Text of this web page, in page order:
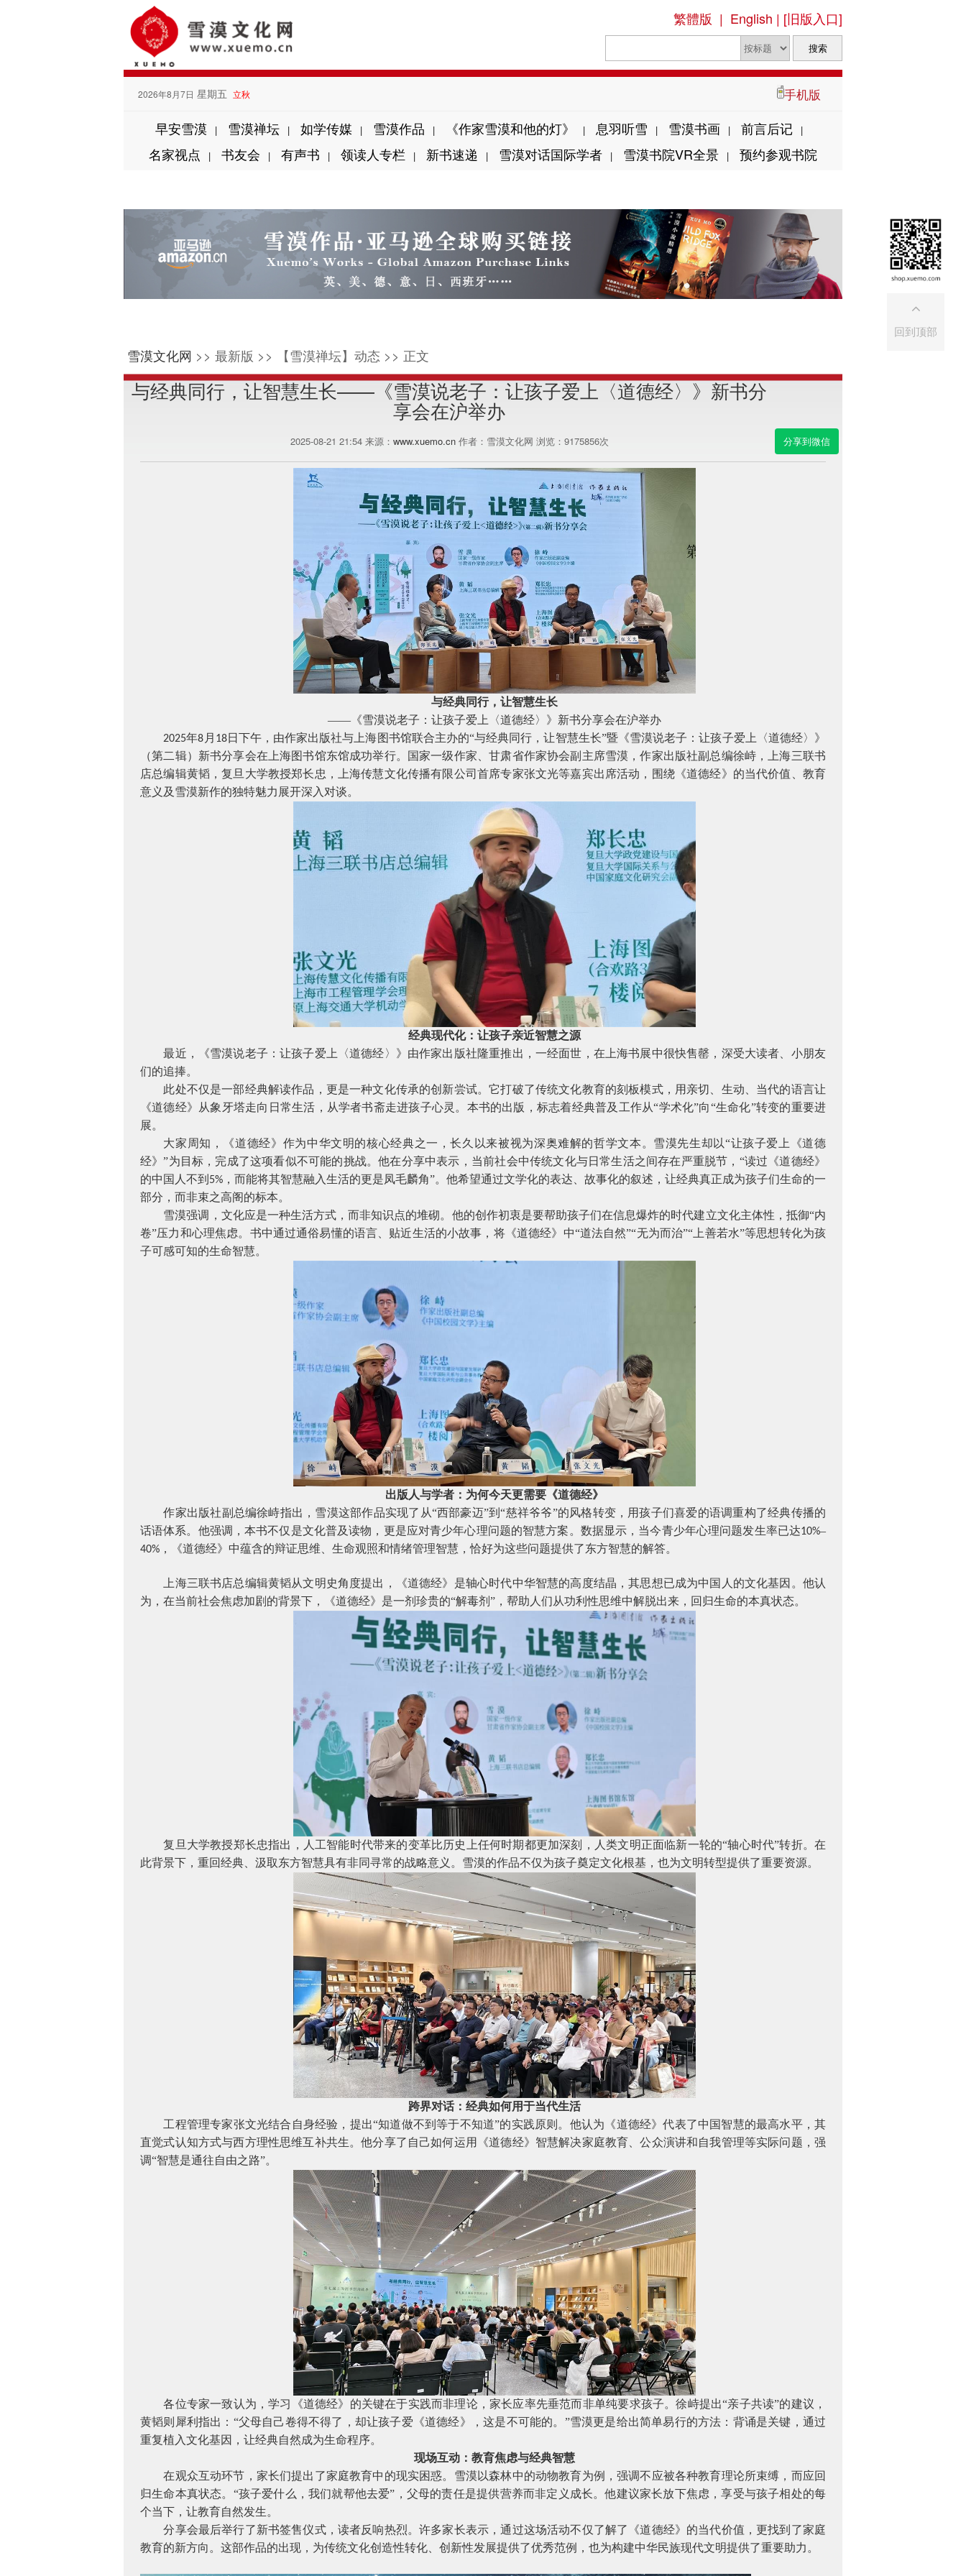
繁體版 | English | [旧版入口]
2026年8月7日 星期五 立秋 手机版
早安雪漠 | 雪漠禅坛 | 如学传媒 | 雪漠作品 | 《作家雪漠和他的灯》 | 息羽听雪 | 雪漠书画 | 前言后记 |
名家视点 | 书友会 | 有声书 | 领读人专栏 | 新书速递 | 雪漠对话国际学者 | 雪漠书院VR全景 | 预约参观书院
雪漠文化网 >> 最新版 >> 【雪漠禅坛】动态 >> 正文
与经典同行，让智慧生长——《雪漠说老子：让孩子爱上〈道德经〉》新书分
享会在沪举办
2025-08-21 21:54 来源： www.xuemo.cn作者：雪漠文化网 浏览： 9175856次 分享到微信
与经典同行，让智慧生长
——《雪漠说老子：让孩子爱上〈道德经〉》新书分享会在沪举办
2025年8 月 18日下午，由作家出版社与上海图书馆联合主办的“与经典同行，让智慧生长”暨《雪漠说老子：让孩子爱上〈道德经〉》
（第二辑）新书分享会在上海图书馆东馆成功举行。国家一级作家、甘肃省作家协会副主席雪漠，作家出版社副总编徐峙，上海三联书
店总编辑黄韬，复旦大学教授郑长忠，上海传慧文化传播有限公司首席专家张文光等嘉宾出席活动，围绕《道德经》的当代价值、教育
意义及雪漠新作的独特魅力展开深入对谈。
经典现代化：让孩子亲近智慧之源
最近，《雪漠说老子：让孩子爱上〈道德经〉》由作家出版社隆重推出，一经面世，在上海书展中很快售罄，深受大读者、小朋友
们的追捧。
此处不仅是一部经典解读作品，更是一种文化传承的创新尝试。它打破了传统文化教育的刻板模式，用亲切、生动、当代的语言让
《道德经》从象牙塔走向日常生活，从学者书斋走进孩子心灵。本书的出版，标志着经典普及工作从“学术化”向“生命化”转变的重要进
展。
大家周知，《道德经》作为中华文明的核心经典之一，长久以来被视为深奥难解的哲学文本。雪漠先生却以“让孩子爱上《道德
经》”为目标，完成了这项看似不可能的挑战。他在分享中表示，当前社会中传统文化与日常生活之间存在严重脱节，“读过《道德经》
的中国人不到 5% ，而能将其智慧融入生活的更是凤毛麟角”。他希望通过文学化的表达、故事化的叙述，让经典真正成为孩子们生命的一
部分，而非束之高阁的标本。
雪漠强调，文化应是一种生活方式，而非知识点的堆砌。他的创作初衷是要帮助孩子们在信息爆炸的时代建立文化主体性，抵御“内
卷”压力和心理焦虑。书中通过通俗易懂的语言、贴近生活的小故事，将《道德经》中“道法自然”“无为而治”“上善若水”等思想转化为孩
子可感可知的生命智慧。
出版人与学者：为何今天更需要《道德经》
作家出版社副总编徐峙指出，雪漠这部作品实现了从“西部豪迈”到“慈祥爷爷”的风格转变，用孩子们喜爱的语调重构了经典传播的
话语体系。他强调，本书不仅是文化普及读物，更是应对青少年心理问题的智慧方案。数据显示，当今青少年心理问题发生率已达10%–
40% ，《道德经》中蕴含的辩证思维、生命观照和情绪管理智慧，恰好为这些问题提供了东方智慧的解答。
上海三联书店总编辑黄韬从文明史角度提出，《道德经》是轴心时代中华智慧的高度结晶，其思想已成为中国人的文化基因。他认
为，在当前社会焦虑加剧的背景下，《道德经》是一剂珍贵的“解毒剂”，帮助人们从功利性思维中解脱出来，回归生命的本真状态。
复旦大学教授郑长忠指出，人工智能时代带来的变革比历史上任何时期都更加深刻，人类文明正面临新一轮的“轴心时代”转折。在
此背景下，重回经典、汲取东方智慧具有非同寻常的战略意义。雪漠的作品不仅为孩子奠定文化根基，也为文明转型提供了重要资源。
跨界对话：经典如何用于当代生活
工程管理专家张文光结合自身经验，提出“知道做不到等于不知道”的实践原则。他认为《道德经》代表了中国智慧的最高水平，其
直觉式认知方式与西方理性思维互补共生。他分享了自己如何运用《道德经》智慧解决家庭教育、公众演讲和自我管理等实际问题，强
调“智慧是通往自由之路”。
各位专家一致认为，学习《道德经》的关键在于实践而非理论，家长应率先垂范而非单纯要求孩子。徐峙提出“亲子共读”的建议，
黄韬则犀利指出：“父母自己卷得不得了，却让孩子爱《道德经》，这是不可能的。”雪漠更是给出简单易行的方法：背诵是关键，通过
重复植入文化基因，让经典自然成为生命程序。
现场互动：教育焦虑与经典智慧
在观众互动环节，家长们提出了家庭教育中的现实困惑。雪漠以森林中的动物教育为例，强调不应被各种教育理论所束缚，而应回
归生命本真状态。“孩子爱什么，我们就帮他去爱”，父母的责任是提供营养而非定义成长。他建议家长放下焦虑，享受与孩子相处的每
个当下，让教育自然发生。
分享会最后举行了新书签售仪式，读者反响热烈。许多家长表示，通过这场活动不仅了解了《道德经》的当代价值，更找到了家庭
教育的新方向。这部作品的出现，为传统文化创造性转化、创新性发展提供了优秀范例，也为构建中华民族现代文明提供了重要助力。
回到顶部